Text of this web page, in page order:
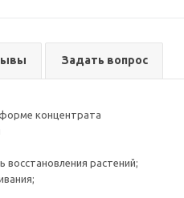
Задать вопрос
концентрата
восстановления растений;